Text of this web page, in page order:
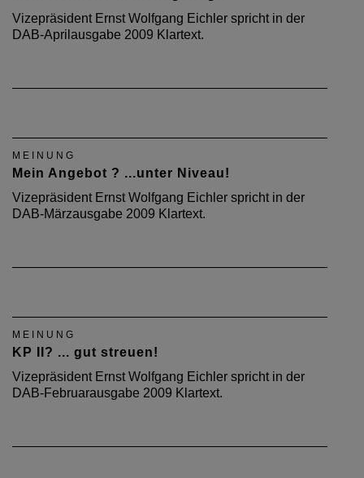
Vizepräsident Ernst Wolfgang Eichler spricht in der
DAB-Aprilausgabe 2009 Klartext.
MEINUNG
Mein Angebot ? ...unter Niveau!
Vizepräsident Ernst Wolfgang Eichler spricht in der
DAB-Märzausgabe 2009 Klartext.
MEINUNG
KP II? ... gut streuen!
Vizepräsident Ernst Wolfgang Eichler spricht in der
DAB-Februarausgabe 2009 Klartext.